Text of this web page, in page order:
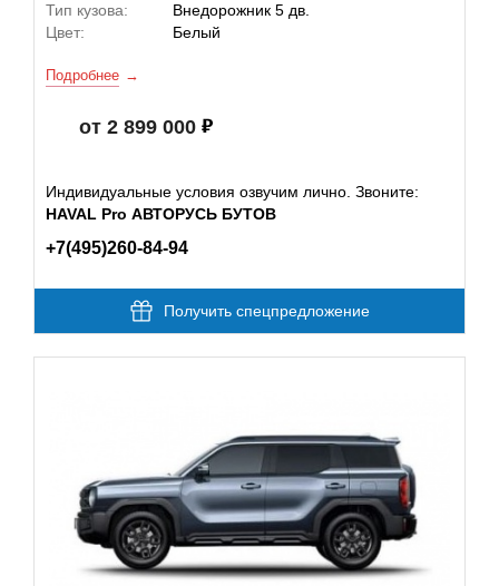
Тип кузова:
Внедорожник 5 дв.
Цвет:
Белый
Подробнее
от 2 899 000
Индивидуальные условия озвучим лично. Звоните:
HAVAL Pro АВТОРУСЬ БУТОВ
+7(495)260-84-94
Получить спецпредложение